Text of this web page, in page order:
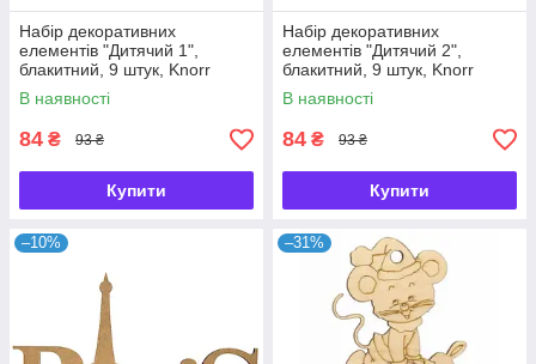
Набір декоративних
елементів "Дитячий 1",
блакитний, 9 штук, Knorr
Prandell, 216930205
В наявності
84 ₴ 93 ₴
Купити
Набір декоративних
елементів "Дитячий 2",
блакитний, 9 штук, Knorr
Prandell, 216930206
В наявності
84 ₴ 93 ₴
Купити
–10% –31%